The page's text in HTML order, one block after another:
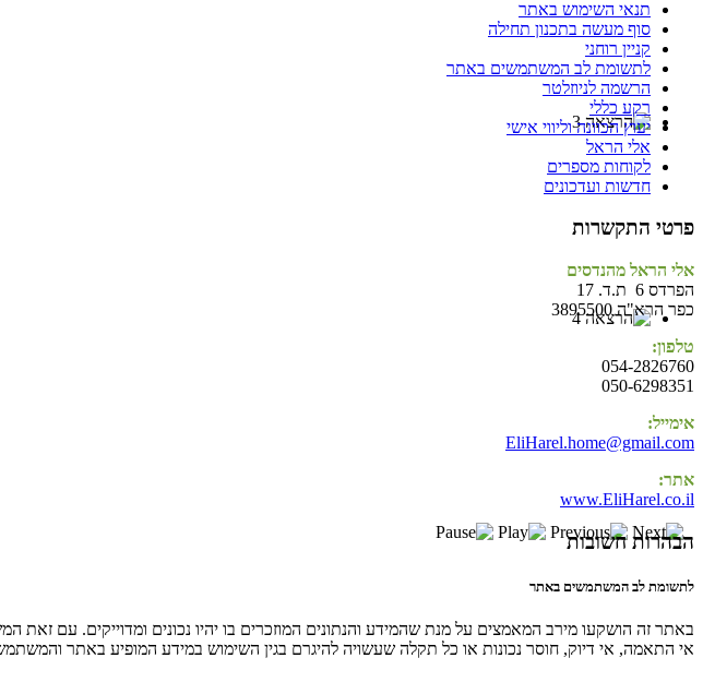
תנאי השימוש באתר
סוף מעשה בתכנון תחילה
קניין רוחני
לתשומת לב המשתמשים באתר
הרשמה לניוזלטר
רקע כללי
יעוץ הכוונה וליווי אישי
אלי הראל
לקוחות מספרים
חדשות ועדכונים
פרטי התקשרות
אלי הראל מהנדסים
הפרדס 6 ת.ד. 17
כפר הרא"ה 3895500
טלפון:
054-2826760
050-6298351
אימייל:
EliHarel.home@gmail.com
אתר:
www.EliHarel.co.il
הבהרות חשובות
לתשומת לב המשתמשים באתר
באתר זה הושקעו מירב המאמצים על מנת שהמידע והנתונים המוזכרים בו יהיו נכונים ומדוייקים. עם
אי התאמה, אי דיוק, חוסר נכונות או כל תקלה שעשויה להיגרם בגין השימוש במידע המופיע באתר